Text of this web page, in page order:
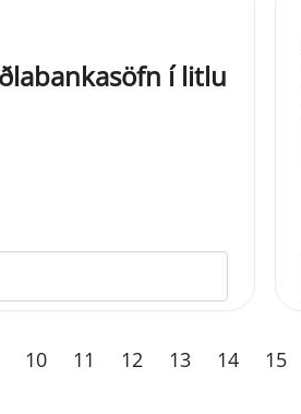
í litlu
10 11 12 13 14 15